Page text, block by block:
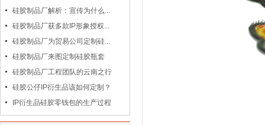
硅胶制品厂解析：宣传为什么...
硅胶制品厂获多款IP形象授权...
硅胶制品厂为贸易公司定制硅...
硅胶制品厂来图定制硅胶瓶套
硅胶制品厂工程团队的云南之行
硅胶公仔IP衍生品该如何定制？
IP衍生品硅胶零钱包的生产过程